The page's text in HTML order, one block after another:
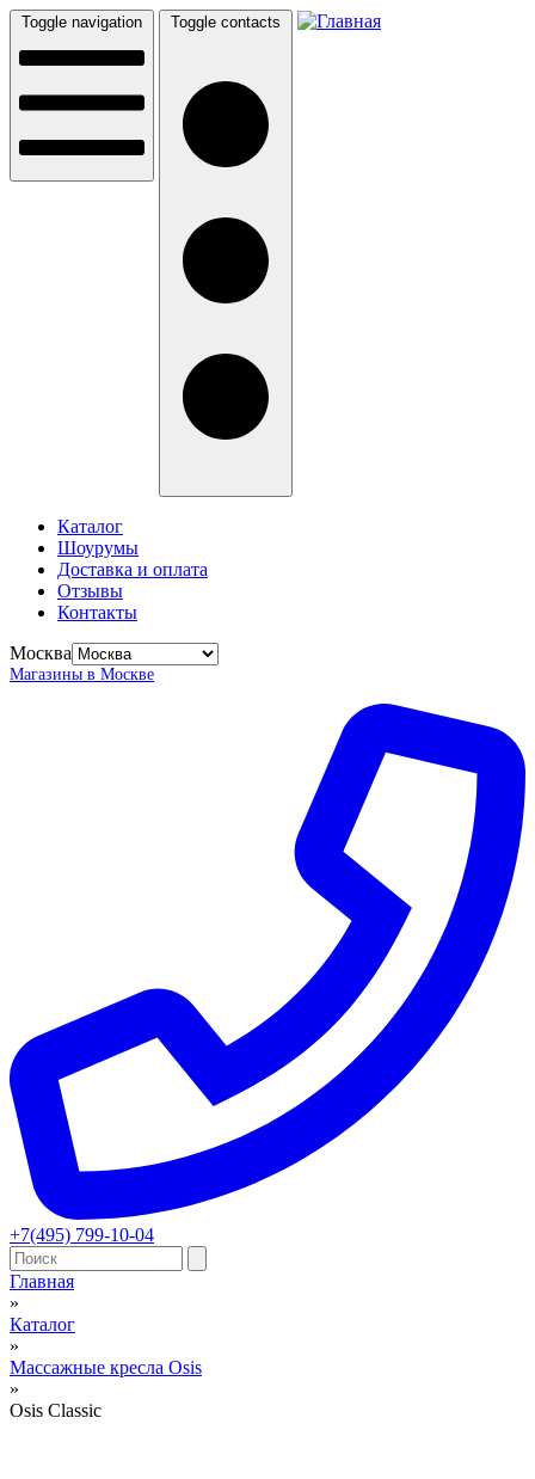
Перейти к основному содержанию
Toggle navigation Toggle contacts
Каталог
Шоурумы
Доставка и оплата
Отзывы
Контакты
Москва
Магазины в Москве
+7(495) 799-10-04
Вы здесь
Главная
»
Каталог
»
Массажные кресла Osis
»
Osis Classic